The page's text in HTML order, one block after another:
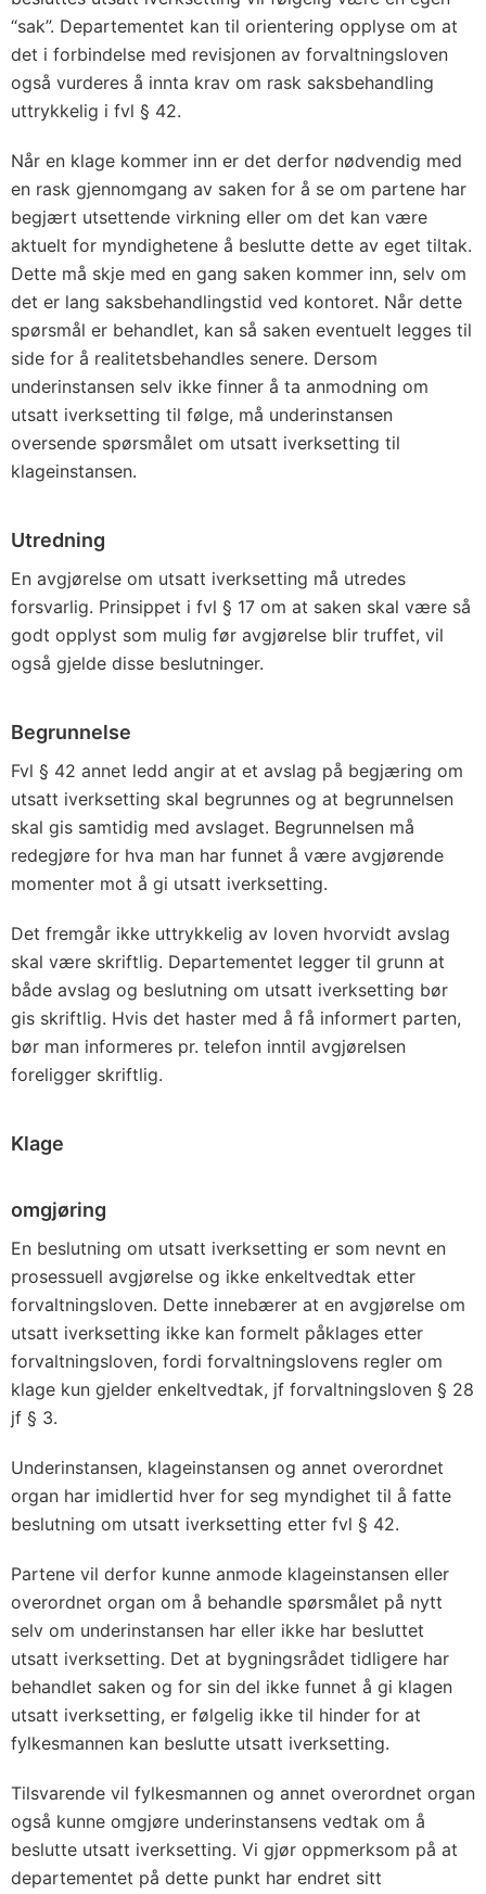
“sak”. Departementet kan til orientering opplyse om at
det i forbindelse med revisjonen av forvaltningsloven
også vurderes å innta krav om rask saksbehandling
uttrykkelig i fvl § 42.
Når en klage kommer inn er det derfor nødvendig med
en rask gjennomgang av saken for å se om partene har
begjært utsettende virkning eller om det kan være
aktuelt for myndighetene å beslutte dette av eget tiltak.
Dette må skje med en gang saken kommer inn, selv om
det er lang saksbehandlingstid ved kontoret. Når dette
spørsmål er behandlet, kan så saken eventuelt legges til
side for å realitetsbehandles senere. Dersom
underinstansen selv ikke finner å ta anmodning om
utsatt iverksetting til følge, må underinstansen
oversende spørsmålet om utsatt iverksetting til
klageinstansen.
Utredning
En avgjørelse om utsatt iverksetting må utredes
forsvarlig. Prinsippet i fvl § 17 om at saken skal være så
godt opplyst som mulig før avgjørelse blir truffet, vil
også gjelde disse beslutninger.
Begrunnelse
Fvl § 42 annet ledd angir at et avslag på begjæring om
utsatt iverksetting skal begrunnes og at begrunnelsen
skal gis samtidig med avslaget. Begrunnelsen må
redegjøre for hva man har funnet å være avgjørende
momenter mot å gi utsatt iverksetting.
Det fremgår ikke uttrykkelig av loven hvorvidt avslag
skal være skriftlig. Departementet legger til grunn at
både avslag og beslutning om utsatt iverksetting bør
gis skriftlig. Hvis det haster med å få informert parten,
bør man informeres pr. telefon inntil avgjørelsen
foreligger skriftlig.
Klage
omgjøring
En beslutning om utsatt iverksetting er som nevnt en
prosessuell avgjørelse og ikke enkeltvedtak etter
forvaltningsloven. Dette innebærer at en avgjørelse om
utsatt iverksetting ikke kan formelt påklages etter
forvaltningsloven, fordi forvaltningslovens regler om
klage kun gjelder enkeltvedtak, jf forvaltningsloven § 28
jf § 3.
Underinstansen, klageinstansen og annet overordnet
organ har imidlertid hver for seg myndighet til å fatte
beslutning om utsatt iverksetting etter fvl § 42.
Partene vil derfor kunne anmode klageinstansen eller
overordnet organ om å behandle spørsmålet på nytt
selv om underinstansen har eller ikke har besluttet
utsatt iverksetting. Det at bygningsrådet tidligere har
behandlet saken og for sin del ikke funnet å gi klagen
utsatt iverksetting, er følgelig ikke til hinder for at
fylkesmannen kan beslutte utsatt iverksetting.
Tilsvarende vil fylkesmannen og annet overordnet organ
også kunne omgjøre underinstansens vedtak om å
beslutte utsatt iverksetting. Vi gjør oppmerksom på at
departementet på dette punkt har endret sitt